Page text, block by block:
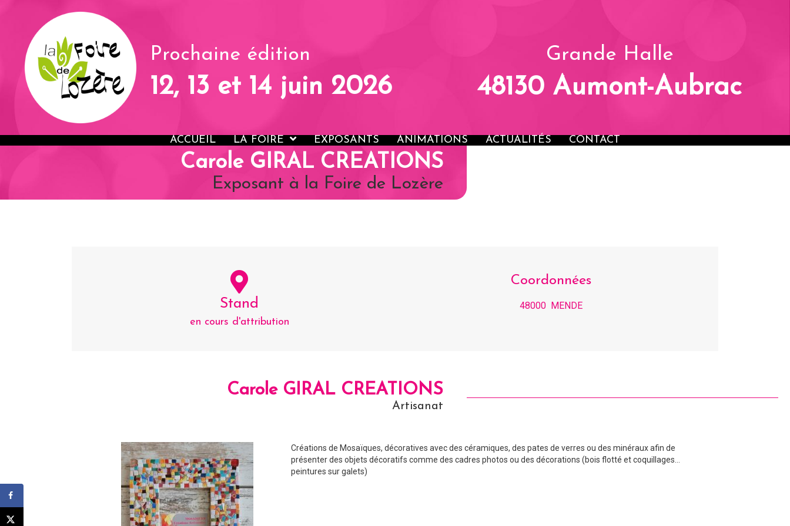
Prochaine édition
12, 13 et 14 juin 2026
Grande Halle
48130 Aumont-Aubrac
ACCUEIL LA FOIRE EXPOSANTS ANIMATIONS ACTUALITÉS CONTACT
Carole GIRAL CREATIONS
Exposant à la Foire de Lozère
Stand
en cours d'attribution
Coordonnées
48000 MENDE
Carole GIRAL CREATIONS
Artisanat
Créations de Mosaïques, décoratives avec des céramiques, des pates de verres ou des minéraux afin de
présenter des objets décoratifs comme des cadres photos ou des décorations (bois flotté et coquillages...
peintures sur galets)